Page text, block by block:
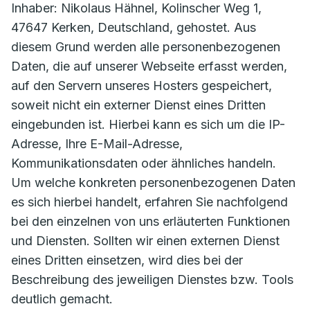
Inhaber: Nikolaus Hähnel, Kolinscher Weg 1,
47647 Kerken, Deutschland, gehostet. Aus
diesem Grund werden alle personenbezogenen
Daten, die auf unserer Webseite erfasst werden,
auf den Servern unseres Hosters gespeichert,
soweit nicht ein externer Dienst eines Dritten
eingebunden ist. Hierbei kann es sich um die IP-
Adresse, Ihre E-Mail-Adresse,
Kommunikationsdaten oder ähnliches handeln.
Um welche konkreten personenbezogenen Daten
es sich hierbei handelt, erfahren Sie nachfolgend
bei den einzelnen von uns erläuterten Funktionen
und Diensten. Sollten wir einen externen Dienst
eines Dritten einsetzen, wird dies bei der
Beschreibung des jeweiligen Dienstes bzw. Tools
deutlich gemacht.